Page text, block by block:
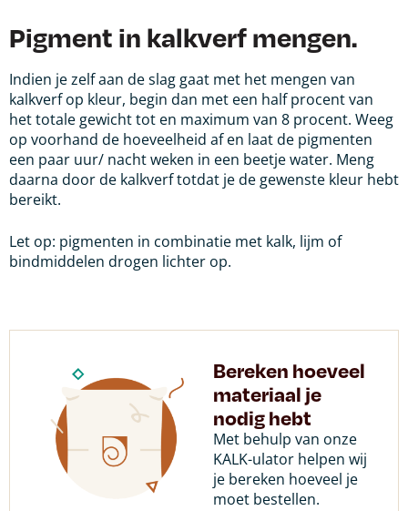
Pigment in kalkverf mengen.
Indien je zelf aan de slag gaat met het mengen van
kalkverf op kleur, begin dan met een half procent van
het totale gewicht tot en maximum van 8 procent. Weeg
op voorhand de hoeveelheid af en laat de pigmenten
een paar uur/ nacht weken in een beetje water. Meng
daarna door de kalkverf totdat je de gewenste kleur hebt
bereikt.
Let op: pigmenten in combinatie met kalk, lijm of
bindmiddelen drogen lichter op.
Bereken hoeveel
materiaal je
nodig hebt
Met behulp van onze
KALK-ulator helpen wij
je bereken hoeveel je
moet bestellen.